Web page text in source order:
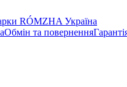
Обмін та повернення